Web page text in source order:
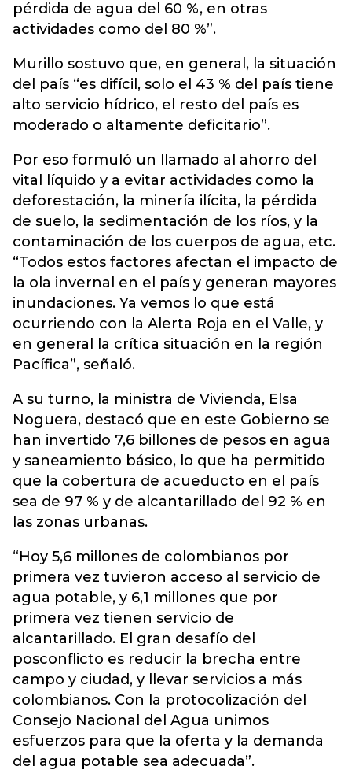
pérdida de agua del 60 %, en otras
actividades como del 80 %”.
Murillo sostuvo que, en general, la situación
del país “es difícil, solo el 43 % del país tiene
alto servicio hídrico, el resto del país es
moderado o altamente deficitario”.
Por eso formuló un llamado al ahorro del
vital líquido y a evitar actividades como la
deforestación, la minería ilícita, la pérdida
de suelo, la sedimentación de los ríos, y la
contaminación de los cuerpos de agua, etc.
“Todos estos factores afectan el impacto de
la ola invernal en el país y generan mayores
inundaciones. Ya vemos lo que está
ocurriendo con la Alerta Roja en el Valle, y
en general la crítica situación en la región
Pacífica”, señaló.
A su turno, la ministra de Vivienda, Elsa
Noguera, destacó que en este Gobierno se
han invertido 7,6 billones de pesos en agua
y saneamiento básico, lo que ha permitido
que la cobertura de acueducto en el país
sea de 97 % y de alcantarillado del 92 % en
las zonas urbanas.
“Hoy 5,6 millones de colombianos por
primera vez tuvieron acceso al servicio de
agua potable, y 6,1 millones que por
primera vez tienen servicio de
alcantarillado. El gran desafío del
posconflicto es reducir la brecha entre
campo y ciudad, y llevar servicios a más
colombianos. Con la protocolización del
Consejo Nacional del Agua unimos
esfuerzos para que la oferta y la demanda
del agua potable sea adecuada”.